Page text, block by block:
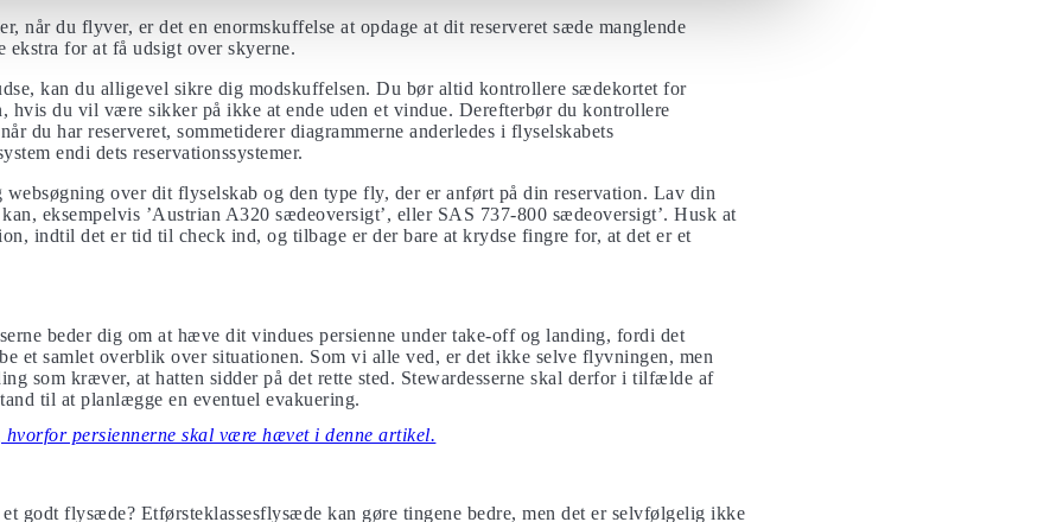
når du flyver, er det en enormskuffelse at opdage at dit reserveret sæde manglende
for at få udsigt over skyerne.
kan du alligevel sikre dig modskuffelsen. Du bør altid kontrollere sædekortet for
hvis du vil være sikker på ikke at ende uden et vindue. Derefterbør du kontrollere
du har reserveret, sommetiderer diagrammerne anderledes i flyselskabets
endi dets reservationssystemer.
websøgning over dit flyselskab og den type fly, der er anført på din reservation. Lav din
eksempelvis ’Austrian A320 sædeoversigt’, eller SAS 737-800 sædeoversigt’. Husk at
indtil det er tid til check ind, og tilbage er der bare at krydse fingre for, at det er et
beder dig om at hæve dit vindues persienne under take-off og landing, fordi det
et samlet overblik over situationen. Som vi alle ved, er det ikke selve flyvningen, men
som kræver, at hatten sidder på det rette sted. Stewardesserne skal derfor i tilfælde af
til at planlægge en eventuel evakuering.
hvorfor persiennerne skal være hævet i denne artikel.
godt flysæde? Etførsteklassesflysæde kan gøre tingene bedre, men det er selvfølgelig ikke